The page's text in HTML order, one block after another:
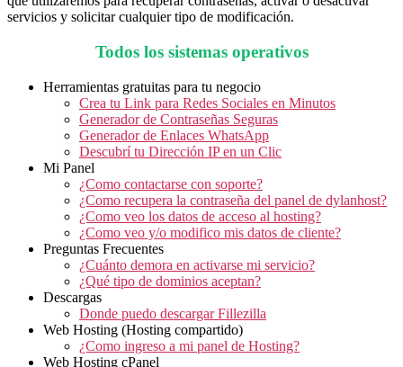
servicios y solicitar cualquier tipo de modificación.
Todos los sistemas operativos
Herramientas gratuitas para tu negocio
Crea tu Link para Redes Sociales en Minutos
Generador de Contraseñas Seguras
Generador de Enlaces WhatsApp
Descubrí tu Dirección IP en un Clic
Mi Panel
¿Como contactarse con soporte?
¿Como recupera la contraseña del panel de dylanhost?
¿Como veo los datos de acceso al hosting?
¿Como veo y/o modifico mis datos de cliente?
Preguntas Frecuentes
¿Cuánto demora en activarse mi servicio?
¿Qué tipo de dominios aceptan?
Descargas
Donde puedo descargar Fillezilla
Web Hosting (Hosting compartido)
¿Como ingreso a mi panel de Hosting?
Web Hosting cPanel